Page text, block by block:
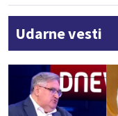
Udarne vesti